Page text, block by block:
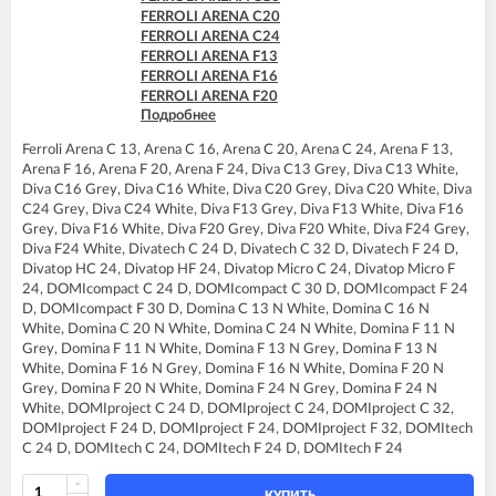
FERROLI DIVAtop micro F37
FERROLI DIVAtop micro LN C24
FERROLI DIVAtop micro LN C32
FERROLI DIVAtop micro LN F24
FERROLI DIVAtop micro LN F32
FERROLI DIVAtop ST C24
FERROLI DIVAtop ST C32
FERROLI DIVAtop ST F24
FERROLI DIVAtop ST F32
FERROLI ARENA C20
FERROLI ARENA C24
FERROLI ARENA F13
FERROLI ARENA F16
FERROLI ARENA F20
FERROLI ARENA F24
FERROLI BLUEHELIX TECH 25 A
FERROLI BLUEHELIX TECH 25C
FERROLI DIVA C13
FERROLI DIVA C16
FERROLI DIVA C20
FERROLI DIVA C24
FERROLI DIVA F13
FERROLI DIVA F16
FERROLI DIVA F20
FERROLI DIVA F24
FERROLI DIVAtop C24
FERROLI DIVAtop F24
FERROLI DIVAtop HC24
FERROLI DIVAtop HF24
FERROLI DIVAtop Low Nox C24
FERROLI DIVAtop Low Nox F24
FERROLI DIVAtop micro C24
Подробнее
Ferroli Arena C 13, Arena C 16, Arena C 20, Arena C 24, Arena F 13,
Arena F 16, Arena F 20, Arena F 24, Diva C13 Grey, Diva C13 White,
Diva C16 Grey, Diva C16 White, Diva C20 Grey, Diva C20 White, Diva
C24 Grey, Diva C24 White, Diva F13 Grey, Diva F13 White, Diva F16
Grey, Diva F16 White, Diva F20 Grey, Diva F20 White, Diva F24 Grey,
Diva F24 White, Divatech C 24 D, Divatech C 32 D, Divatech F 24 D,
Divatop HC 24, Divatop HF 24, Divatop Micro C 24, Divatop Micro F
24, DOMIcompact C 24 D, DOMIcompact C 30 D, DOMIcompact F 24
D, DOMIcompact F 30 D, Domina C 13 N White, Domina C 16 N
White, Domina C 20 N White, Domina C 24 N White, Domina F 11 N
Grey, Domina F 11 N White, Domina F 13 N Grey, Domina F 13 N
White, Domina F 16 N Grey, Domina F 16 N White, Domina F 20 N
Grey, Domina F 20 N White, Domina F 24 N Grey, Domina F 24 N
White, DOMIproject C 24 D, DOMIproject C 24, DOMIproject C 32,
DOMIproject F 24 D, DOMIproject F 24, DOMIproject F 32, DOMItech
C 24 D, DOMItech C 24, DOMItech F 24 D, DOMItech F 24